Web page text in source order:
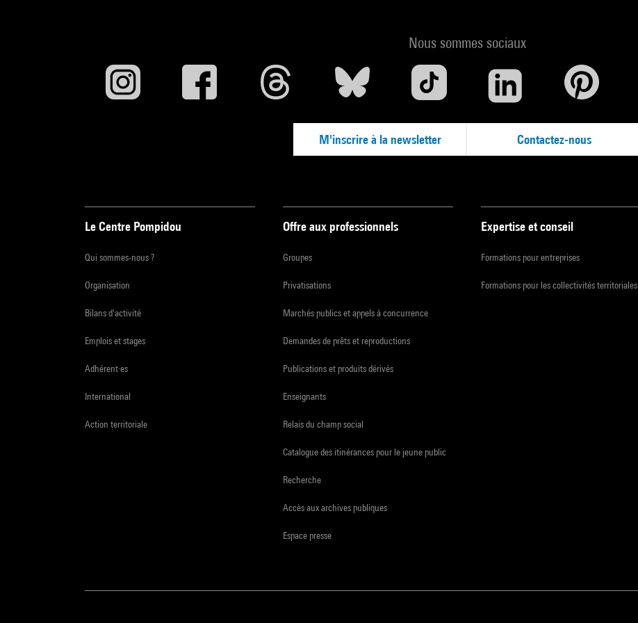
Nous sommes sociaux
M'inscrire à la newsletter Contactez-nous
Le Centre Pompidou
Qui sommes-nous ?
Organisation
Bilans d'activité
Emplois et stages
Adhérent·es
International
Action territoriale
Offre aux professionnels
Groupes
Privatisations
Marchés publics et appels à concurrence
Demandes de prêts et reproductions
Publications et produits dérivés
Enseignants
Relais du champ social
Catalogue des itinérances pour le jeune public
Recherche
Accès aux archives publiques
Espace presse
Expertise et conseil
Formations pour entreprises
Formations pour les collectivités territoriales